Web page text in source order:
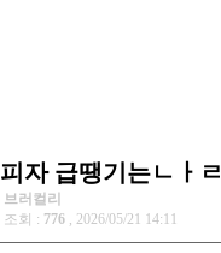
피자 급땡기는ㄴㅏㄹ
브러컬리
조회 : 776 , 2026/05/21 14:11